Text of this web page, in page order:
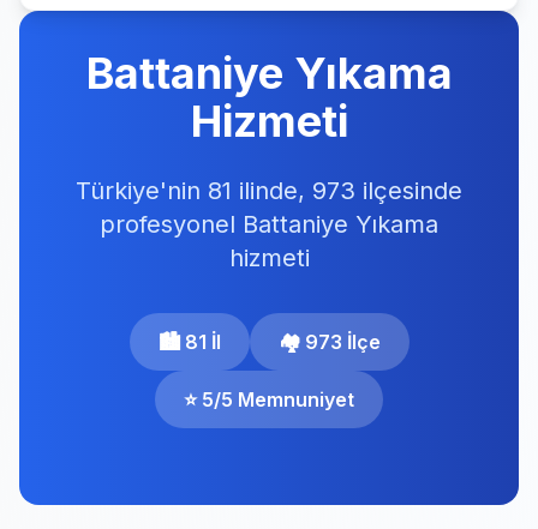
Battaniye Yıkama
Hizmeti
Türkiye'nin 81 ilinde, 973 ilçesinde
profesyonel Battaniye Yıkama
hizmeti
🏙️ 81 İl 🏘️ 973 İlçe
⭐ 5/5 Memnuniyet